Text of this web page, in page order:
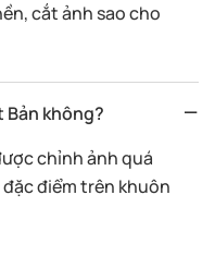
cắt ảnh sao cho
Bản không?
chỉnh ảnh quá
điểm trên khuôn